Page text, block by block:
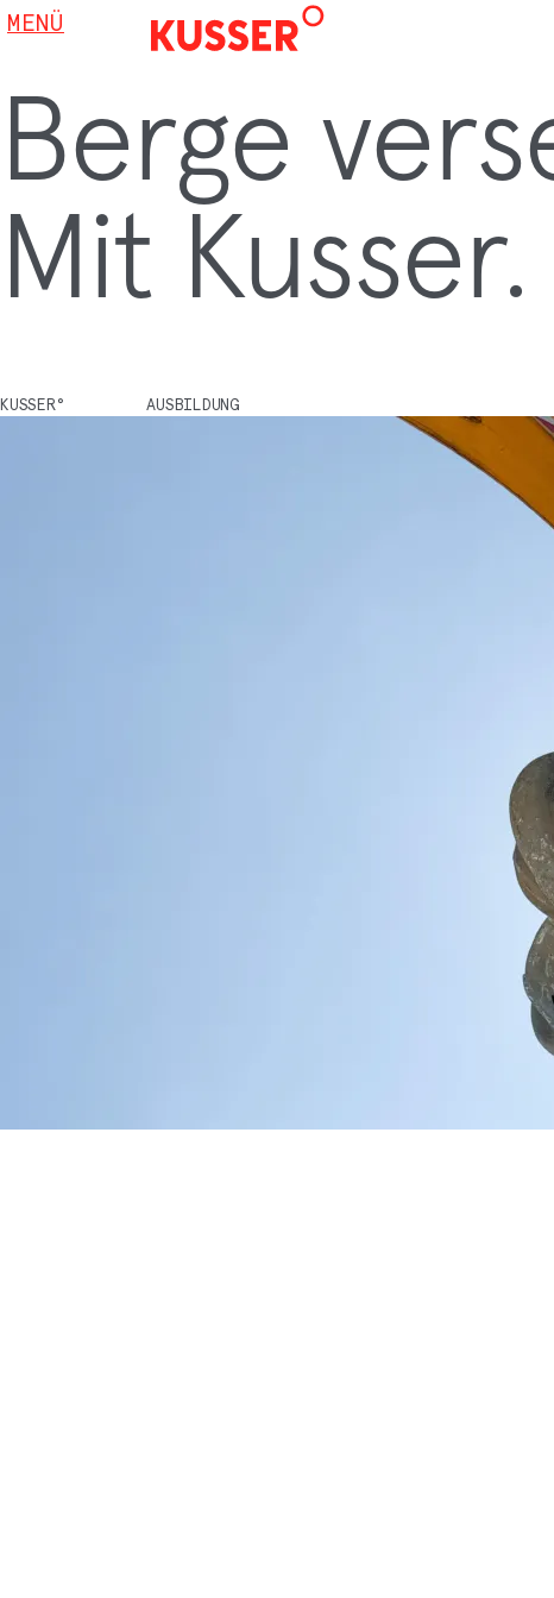
MENÜ
Berge
Mit Kusser.
KUSSER° AUSBILDUNG